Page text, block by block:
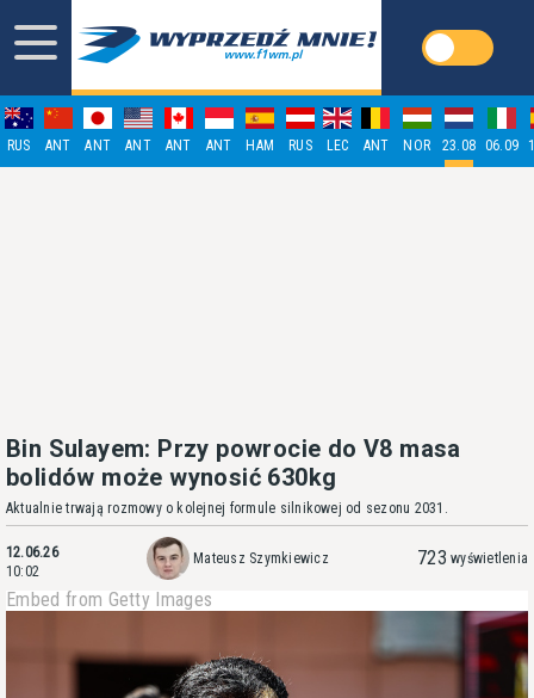
RUS ANT ANT ANT ANT ANT HAM RUS LEC ANT NOR 23.08 06.09
Bin Sulayem: Przy powrocie do V8 masa
bolidów może wynosić 630kg
Aktualnie trwają rozmowy o kolejnej formule silnikowej od sezonu 2031.
12.06.26
10:02
Mateusz Szymkiewicz 723 wyświetlenia
Embed from Getty Images